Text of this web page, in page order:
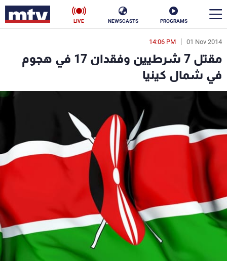
PROGRAMS
NEWSCASTS
LIVE
01 Nov 2014
14:06 PM
مقتل 7 شرطيين وفقدان 17 في هجوم
في شمال كينيا
en
الأخبار
سياسة ناس
فن
منوعات رياضة
البرامج
جدول البرامج